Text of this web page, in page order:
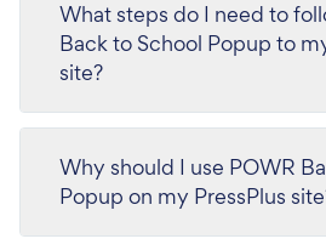
What steps do I need to
Back to School Popup to
site?
Why should I use POWR
Popup on my PressPlus